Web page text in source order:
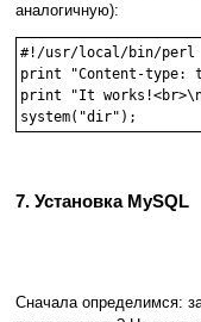
аналогичную):
#!/usr/local/bin/perl
print "Content-type:
print "It
7. Установка MySQL
Сначала определимся: